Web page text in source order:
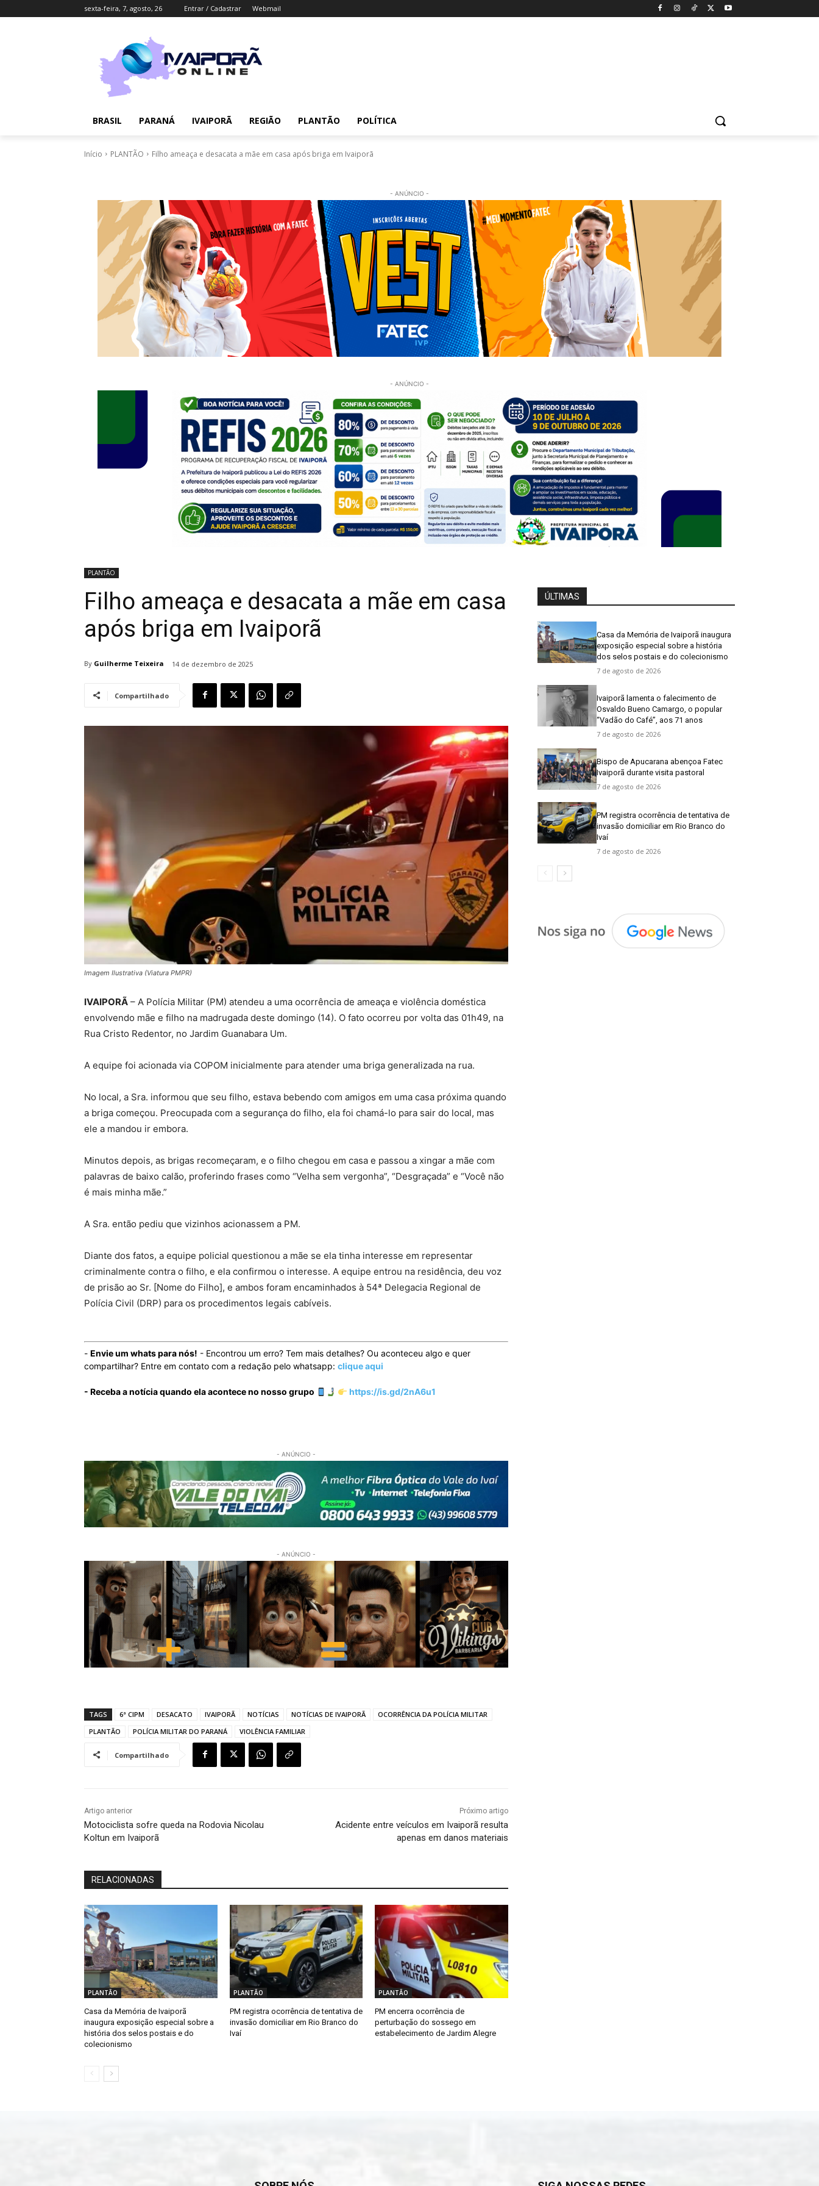
sexta-feira, 7, agosto, 26 Entrar / Cadastrar Webmail
BRASIL PARANÁ IVAIPORÃ REGIÃO PLANTÃO POLÍTICA
Início PLANTÃO Filho ameaça e desacata a mãe em casa após briga em Ivaiporã
- ANÚNCIO -
- ANÚNCIO -
PLANTÃO
Filho ameaça e desacata a mãe em casa
após briga em Ivaiporã
By Guilherme Teixeira 14 de dezembro de 2025
Compartilhado
Imagem Ilustrativa (Viatura PMPR)
IVAIPORÃ – A Polícia Militar (PM) atendeu a uma ocorrência de ameaça e violência doméstica
envolvendo mãe e filho na madrugada deste domingo (14). O fato ocorreu por volta das 01h49, na
Rua Cristo Redentor, no Jardim Guanabara Um.
A equipe foi acionada via COPOM inicialmente para atender uma briga generalizada na rua.
No local, a Sra. informou que seu filho, estava bebendo com amigos em uma casa próxima quando
a briga começou. Preocupada com a segurança do filho, ela foi chamá-lo para sair do local, mas
ele a mandou ir embora.
Minutos depois, as brigas recomeçaram, e o filho chegou em casa e passou a xingar a mãe com
palavras de baixo calão, proferindo frases como “Velha sem vergonha”, “Desgraçada” e “Você não
é mais minha mãe.”
A Sra. então pediu que vizinhos acionassem a PM.
Diante dos fatos, a equipe policial questionou a mãe se ela tinha interesse em representar
criminalmente contra o filho, e ela confirmou o interesse. A equipe entrou na residência, deu voz
de prisão ao Sr. [Nome do Filho], e ambos foram encaminhados à 54ª Delegacia Regional de
Polícia Civil (DRP) para os procedimentos legais cabíveis.
- Envie um whats para nós! - Encontrou um erro? Tem mais detalhes? Ou aconteceu algo e quer
compartilhar? Entre em contato com a redação pelo whatsapp: clique aqui
- Receba a notícia quando ela acontece no nosso grupo https://is.gd/2nA6u1
- ANÚNCIO -
- ANÚNCIO -
TAGS 6ª CIPM DESACATO IVAIPORÃ NOTÍCIAS NOTÍCIAS DE IVAIPORÃ
OCORRÊNCIA DA POLÍCIA MILITAR
PLANTÃO
POLÍCIA MILITAR DO PARANÁ VIOLÊNCIA FAMILIAR
Compartilhado
Artigo anterior
Motociclista sofre queda na Rodovia Nicolau
Koltun em Ivaiporã
Próximo artigo
Acidente entre veículos em Ivaiporã resulta
apenas em danos materiais
RELACIONADAS
PLANTÃO
Casa da Memória de Ivaiporã
inaugura exposição especial sobre a
história dos selos postais e do
colecionismo
PLANTÃO
PM registra ocorrência de tentativa de
invasão domiciliar em Rio Branco do
Ivaí
PLANTÃO
PM encerra ocorrência de
perturbação do sossego em
estabelecimento de Jardim Alegre
ÚLTIMAS
Casa da Memória de Ivaiporã inaugura
exposição especial sobre a história
dos selos postais e do colecionismo
7 de agosto de 2026
Ivaiporã lamenta o falecimento de
Osvaldo Bueno Camargo, o popular
“Vadão do Café”, aos 71 anos
7 de agosto de 2026
Bispo de Apucarana abençoa Fatec
Ivaiporã durante visita pastoral
7 de agosto de 2026
PM registra ocorrência de tentativa de
invasão domiciliar em Rio Branco do
Ivaí
7 de agosto de 2026